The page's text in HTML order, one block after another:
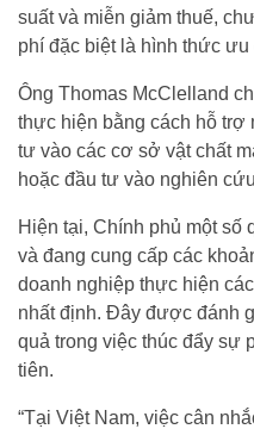
suất và miễn giảm thuế,
phí đặc biệt là hình thức
Ông Thomas McClelland
thực hiện bằng cách hỗ trợ
tư vào các cơ sở vật chất
hoặc đầu tư vào nghiên
Hiện tại, Chính phủ một số
và đang cung cấp các
doanh nghiệp thực hiện
nhất định. Đây được đánh
quả trong việc thúc đẩy sự
tiên.
“Tại Việt Nam, việc cân